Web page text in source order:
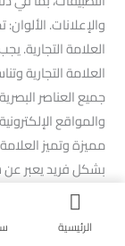
والإعلانات.
العلامة
العلامة التجارية
جميع العناصر
والمواقع
مميزة وتميز
بشكل فريد يعبر عن
والتطور: تصميم
الوسائط
تغيرات السوق
الرئيسية